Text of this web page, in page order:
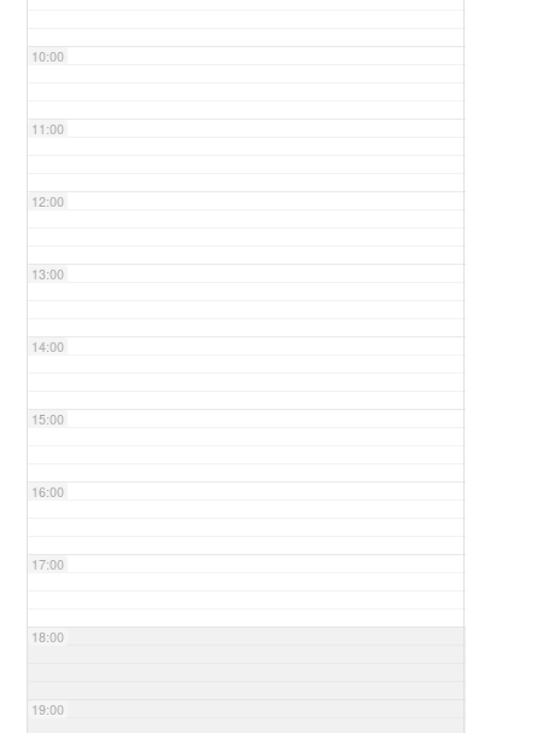
10:00
11:00
12:00
13:00
14:00
15:00
16:00
17:00
18:00
19:00